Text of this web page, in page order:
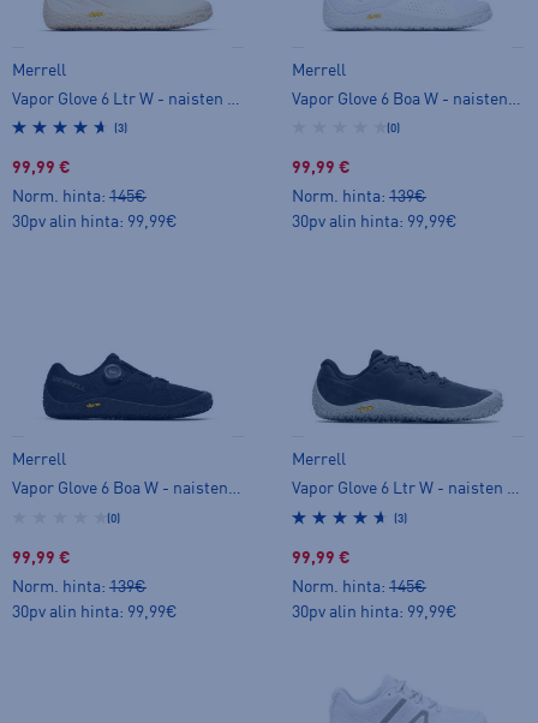
Merrell
(3)
99,99 €
Norm. hinta: 145€
30pv alin hinta: 99,99€
Merrell
(0)
99,99 €
Norm. hinta: 139€
30pv alin hinta: 99,99€
Merrell
Vapor Glove 6 Boa W - naisten paljasjalkakengät
(0)
99,99 €
Norm. hinta: 139€
30pv alin hinta: 99,99€
Merrell
Vapor Glove 6 Ltr W - naisten paljasjalkakengät
(3)
99,99 €
Norm. hinta: 145€
30pv alin hinta: 99,99€